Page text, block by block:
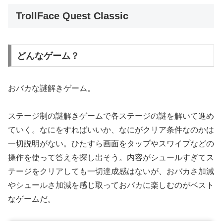
TrollFace Quest Classic
どんなゲーム？
おバカな謎解きゲーム。
ステージ制の謎解きゲームで各ステージの謎を解いて進め
ていく。なにをすればいいか、なにがクリア条件なのかは
一切説明がない。ひたすら画面をタップやスワイプなどの
操作を使って答えを探し出そう。内容がシュールすぎてス
テージをクリアしても一切達成感はないが、おバカさ加減
やシュールさ加減を感じ取っておバカに楽しむのがベスト
なゲームだ。